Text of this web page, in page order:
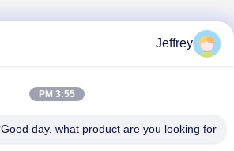
Jeffrey
3:55 PM
Good day, what product are you looking for?